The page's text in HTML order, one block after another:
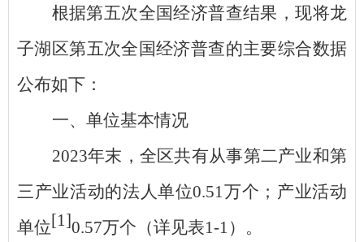
根据第五次全国经济普查结果，现将龙
子湖区第五次全国经济普查的主要综合数据
公布如下：
一、单位基本情况
2023年末， 全区共有从事第二产业和第
三产业活动的法人单位0.51万个； 产业活动
单位[1]0.57万个（详见表1-1）。